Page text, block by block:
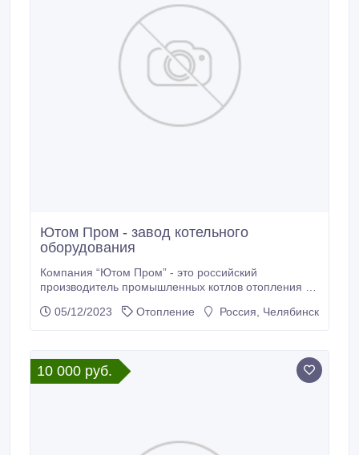
Ютом Пром - завод котельного
оборудования
Компания “Ютом Пром” - это российский
производитель промышленных котлов отопления на
производственным цехом в Челябинске и
предприятия с многолетним опытом! Сайт
компании: https://utomprom.
05/12/2023 Отопление Россия, Челябинск
10 000 руб.